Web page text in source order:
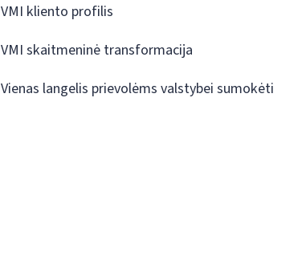
VMI kliento profilis
VMI skaitmeninė transformacija
Vienas langelis prievolėms valstybei sumokėti